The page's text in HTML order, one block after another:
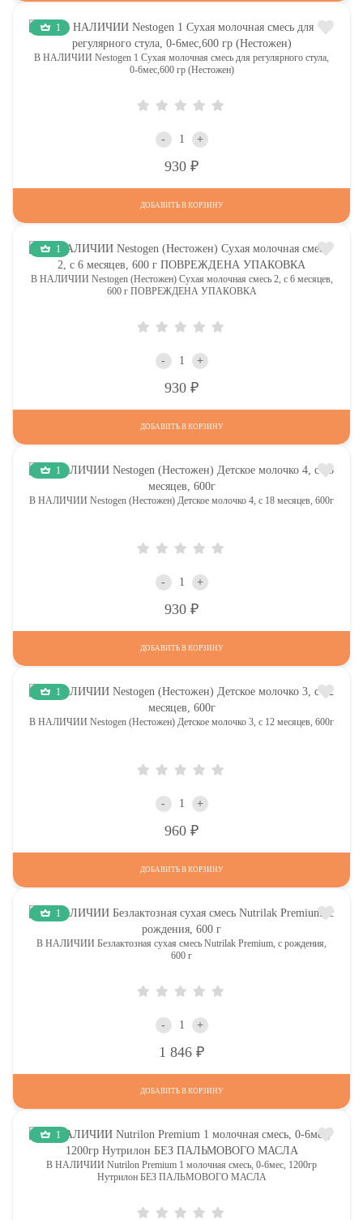
1
В НАЛИЧИИ Nestogen 1 Сухая молочная смесь для регулярного стула,
0-6мес,600 гр (Нестожен)
- +
930
ДОБАВИТЬ В КОРЗИНУ
1
В НАЛИЧИИ Nestogen (Нестожен) Сухая молочная смесь 2, c 6 месяцев,
600 г ПОВРЕЖДЕНА УПАКОВКА
- +
930
ДОБАВИТЬ В КОРЗИНУ
1
В НАЛИЧИИ Nestogen (Нестожен) Детское молочко 4, c 18 месяцев, 600г
- +
930
ДОБАВИТЬ В КОРЗИНУ
1
В НАЛИЧИИ Nestogen (Нестожен) Детское молочко 3, c 12 месяцев, 600г
- +
960
ДОБАВИТЬ В КОРЗИНУ
1
В НАЛИЧИИ Безлактозная сухая смесь Nutrilak Premium, с рождения,
600 г
- +
1 846
ДОБАВИТЬ В КОРЗИНУ
1
В НАЛИЧИИ Nutrilon Premium 1 молочная смесь, 0-6мес, 1200гр
Нутрилон БЕЗ ПАЛЬМОВОГО МАСЛА